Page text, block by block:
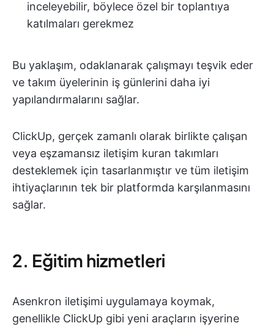
inceleyebilir, böylece özel bir toplantıya
katılmaları gerekmez
Bu yaklaşım, odaklanarak çalışmayı teşvik eder
ve takım üyelerinin iş günlerini daha iyi
yapılandırmalarını sağlar.
ClickUp, gerçek zamanlı olarak birlikte çalışan
veya eşzamansız iletişim kuran takımları
desteklemek için tasarlanmıştır ve tüm iletişim
ihtiyaçlarının tek bir platformda karşılanmasını
sağlar.
2. Eğitim hizmetleri
Asenkron iletişimi uygulamaya koymak,
genellikle ClickUp gibi yeni araçların işyerine